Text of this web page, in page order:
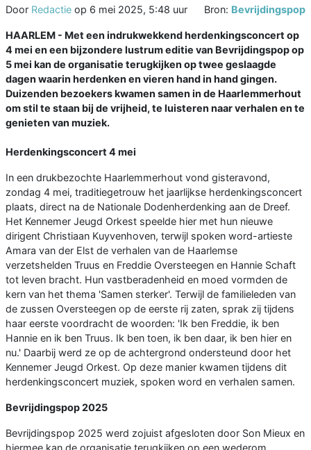
Door Redactie op 6 mei 2025, 5:48 uur Bron: Bevrijdingspop
HAARLEM - Met een indrukwekkend herdenkingsconcert op
4 mei en een bijzondere lustrum editie van Bevrijdingspop op
5 mei kan de organisatie terugkijken op twee geslaagde
dagen waarin herdenken en vieren hand in hand gingen.
Duizenden bezoekers kwamen samen in de Haarlemmerhout
om stil te staan bij de vrijheid, te luisteren naar verhalen en te
genieten van muziek.
Herdenkingsconcert 4 mei
In een drukbezochte Haarlemmerhout vond gisteravond,
zondag 4 mei, traditiegetrouw het jaarlijkse herdenkingsconcert
plaats, direct na de Nationale Dodenherdenking aan de Dreef.
Het Kennemer Jeugd Orkest speelde hier met hun nieuwe
dirigent Christiaan Kuyvenhoven, terwijl spoken word-artieste
Amara van der Elst de verhalen van de Haarlemse
verzetshelden Truus en Freddie Oversteegen en Hannie Schaft
tot leven bracht. Hun vastberadenheid en moed vormden de
kern van het thema 'Samen sterker'. Terwijl de familieleden van
de zussen Oversteegen op de eerste rij zaten, sprak zij tijdens
haar eerste voordracht de woorden: 'Ik ben Freddie, ik ben
Hannie en ik ben Truus. Ik ben toen, ik ben daar, ik ben hier en
nu.' Daarbij werd ze op de achtergrond ondersteund door het
Kennemer Jeugd Orkest. Op deze manier kwamen tijdens dit
herdenkingsconcert muziek, spoken word en verhalen samen.
Bevrijdingspop 2025
Bevrijdingspop 2025 werd zojuist afgesloten door Son Mieux en
hiermee kan de organisatie terugkijken op een wederom